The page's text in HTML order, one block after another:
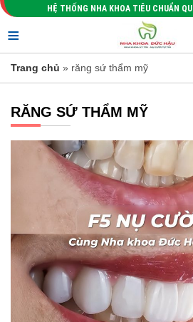
HỆ THỐNG NHA KHOA TIÊU CHUẨN
≡
Trang chủ » răng sứ thẩm mỹ
RĂNG SỨ THẨM MỸ